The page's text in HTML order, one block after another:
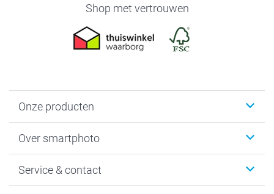
Shop met vertrouwen
Onze producten
Fotoboeken
Fotocadeaus
Over smartphoto
Vacatures
Service & contact